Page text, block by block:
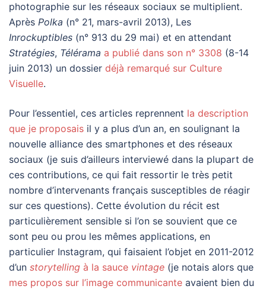
photographie sur les réseaux sociaux se multiplient.
Après Polka (n° 21, mars-avril 2013), Les
Inrockuptibles (n° 913 du 29 mai) et en attendant
Stratégies, Télérama a publié dans son n° 3308 (8-14
juin 2013) un dossier déjà remarqué sur Culture
Visuelle.
Pour l’essentiel, ces articles reprennent la description
que je proposais il y a plus d’un an, en soulignant la
nouvelle alliance des smartphones et des réseaux
sociaux (je suis d’ailleurs interviewé dans la plupart de
ces contributions, ce qui fait ressortir le très petit
nombre d’intervenants français susceptibles de réagir
sur ces questions). Cette évolution du récit est
particulièrement sensible si l’on se souvient que ce
sont peu ou prou les mêmes applications, en
particulier Instagram, qui faisaient l’objet en 2011-2012
d’un storytelling à la sauce vintage (je notais alors que
mes propos sur l’image communicante avaient bien du